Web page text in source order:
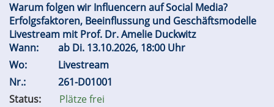
Warum folgen wir Influencern auf Social Media?
Erfolgsfaktoren, Beeinflussung und Geschäftsmodelle
Livestream mit Prof. Dr. Amelie Duckwitz
Wann:
ab Di. 13.10.2026, 18:00 Uhr
Wo:
Livestream
Nr.:
261-D01001
Status:
Plätze frei